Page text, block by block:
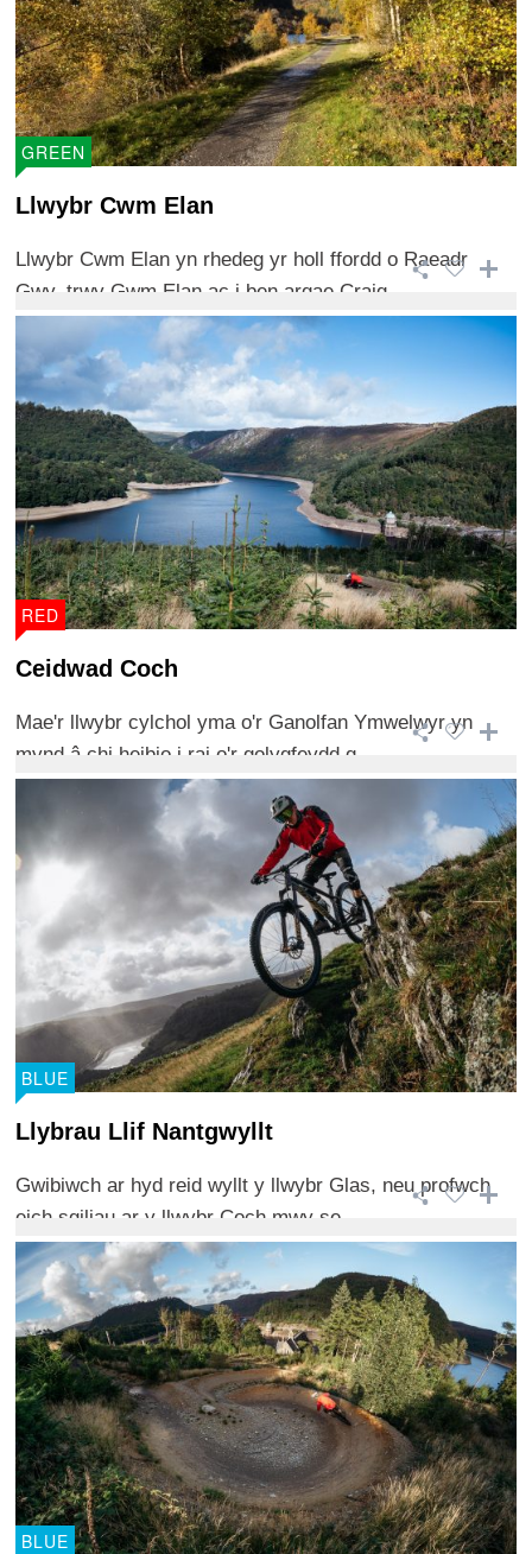
GREEN
Llwybr Cwm Elan
Llwybr Cwm Elan yn rhedeg yr holl ffordd o Raeadr
Gwy, trwy Gwm Elan ac i ben argae Craig ...
RED
Ceidwad Coch
Mae'r llwybr cylchol yma o'r Ganolfan Ymwelwyr yn
mynd â chi heibio i rai o'r golygfeydd g ...
BLUE
Llybrau Llif Nantgwyllt
Gwibiwch ar hyd reid wyllt y llwybr Glas, neu profwch
eich sgiliau ar y llwybr Coch mwy se ...
BLUE